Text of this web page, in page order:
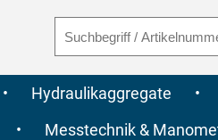
• Hydraulikaggregate •
• Messtechnik &